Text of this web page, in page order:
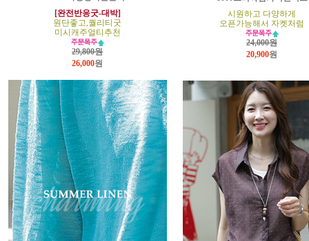
[완전반응굿-대박]
원단좋고,퀄리티굿
미시캐주얼티추천
29,800원
26,000원
시원하고 다양하게
오픈가능해서 자켓처럼
24,000원
20,900원